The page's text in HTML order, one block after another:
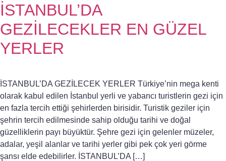
İSTANBUL’DA
GEZİLECEKLER EN GÜZEL
YERLER
İSTANBUL’DA GEZİLECEK YERLER Türkiye’nin mega kenti
olarak kabul edilen İstanbul yerli ve yabancı turistlerin gezi için
en fazla tercih ettiği şehirlerden birisidir. Turistik geziler için
şehrin tercih edilmesinde sahip olduğu tarihi ve doğal
güzelliklerin payı büyüktür. Şehre gezi için gelenler müzeler,
adalar, yeşil alanlar ve tarihi yerler gibi pek çok yeri görme
şansı elde edebilirler. İSTANBUL’DA […]